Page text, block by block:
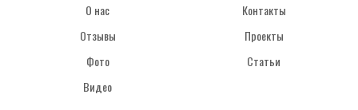
О нас
Отзывы
Фото
Видео
Контакты
Проекты
Статьи